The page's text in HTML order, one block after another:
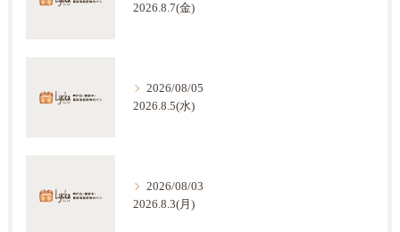
2026.8.7(金)
2026/08/05
2026.8.5(水)
2026/08/03
2026.8.3(月)